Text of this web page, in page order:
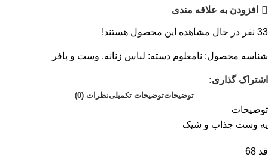
افزودن به علاقه مندی
33 نفر در حال مشاهده این محصول هستند!
شناسه محصول: نامعلوم دسته: لباس زنانه, وست و پافر
اشتراک گذاری:
توضیحاتتوضیحات تکمیلینظرات (0)
توضیحات
یه وست جذاب و شیک
قد 68